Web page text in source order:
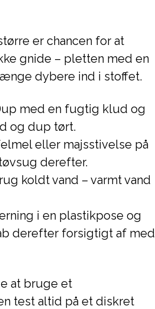
er chancen for at
gnide – pletten med en
dybere ind i stoffet.
med en fugtig klud og
og dup tørt.
eller majsstivelse på
derefter.
koldt vand – varmt vand
i en plastikpose og
derefter forsigtigt af med
at bruge et
test altid på et diskret